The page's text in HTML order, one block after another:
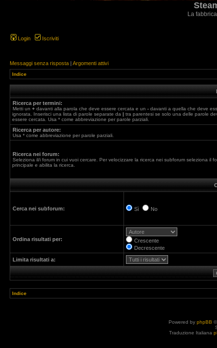
La
Login Iscriviti
Messaggi senza risposta | Argomenti attivi
Indice
Ricerca per termini:
Metti un + davanti alla parola che deve essere cercata e un - davanti a quella che deve
ignorata. Inserisci una lista di parole separate da | tra parentesi se solo una delle parole
essere cercata. Usa * come abbreviazione per parole parziali.
Ricerca per autore:
Usa * come abbreviazione per parole parziali.
Ricerca nei forum:
Seleziona il/i forum in cui vuoi cercare. Per velocizzare la ricerca nei subforum seleziona il
principale e abilita la ricerca.
Cerca nei subforum: Sì No
Ordina risultati per:
Crescente
Decrescente
Limita risultati a:
Indice
Powered by phpBB
Traduzione Italiana